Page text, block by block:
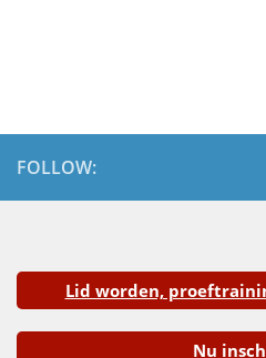
FOLLOW:
Lid worden,
Nu